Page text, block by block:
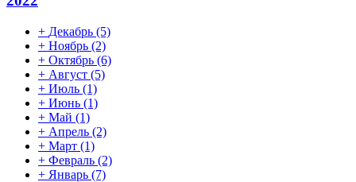
+ Декабрь (5)
+ Ноябрь (2)
+ Октябрь (6)
+ Август (5)
+ Июль (1)
+ Июнь (1)
+ Май (1)
+ Апрель (2)
+ Март (1)
+ Февраль (2)
+ Январь (7)